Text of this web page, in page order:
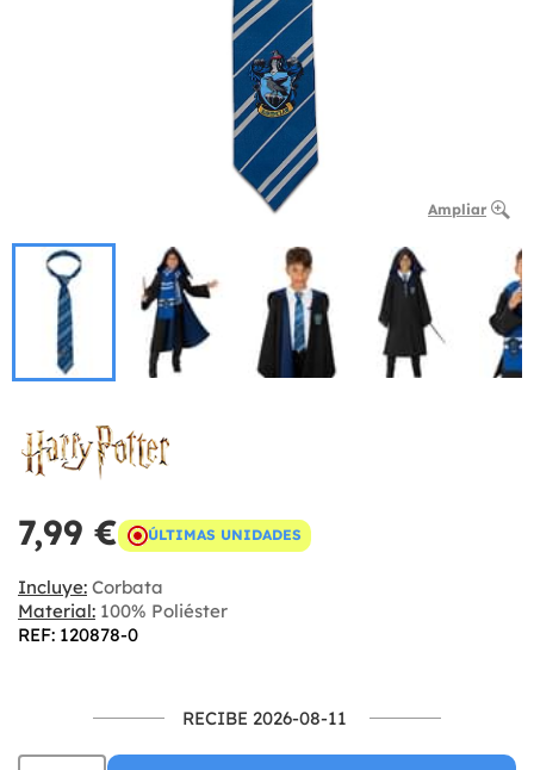
Ampliar
7,99 € ÚLTIMAS UNIDADES
Incluye: Corbata
Material: 100% Poliéster
REF: 120878-0
RECIBE 2026-08-11